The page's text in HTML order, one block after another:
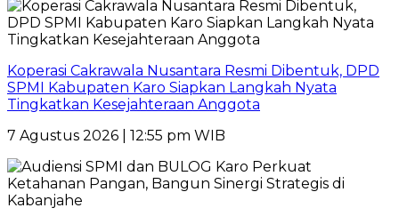
Koperasi Cakrawala Nusantara Resmi Dibentuk, DPD
SPMI Kabupaten Karo Siapkan Langkah Nyata
Tingkatkan Kesejahteraan Anggota
7 Agustus 2026 | 12:55 pm WIB